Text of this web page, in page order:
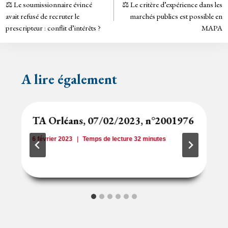
dl
y
de
l’article
⚖️ Le soumissionnaire évincé
avait refusé de recruter le
prescripteur : conflit d’intérêts ?
⚖️ Le critère d’expérience dans les
marchés publics est possible en
MAPA
A lire également
TA Orléans, 07/02/2023, n°2001976
6 février 2023 Temps de lecture 32minutes